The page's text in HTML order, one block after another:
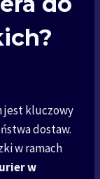
jest kluczowy
dostaw.
w ramach
w